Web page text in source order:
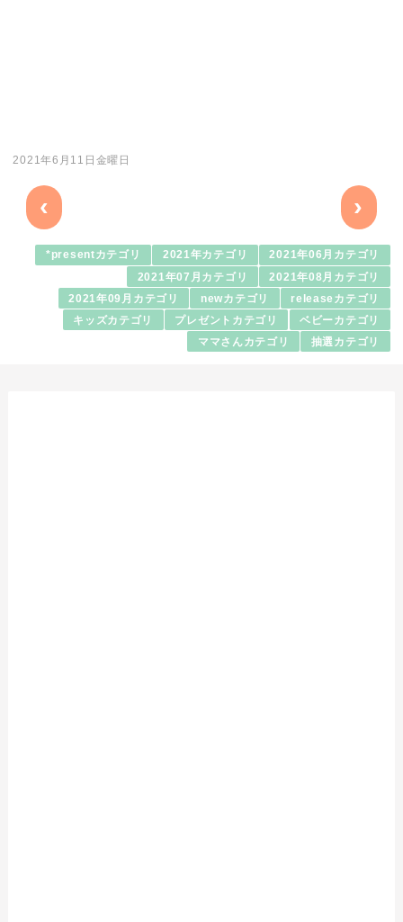
2021年6月11日金曜日
‹ ›
*presentカテゴリ 2021年カテゴリ 2021年06月カテゴリ
2021年07月カテゴリ 2021年08月カテゴリ
2021年09月カテゴリ newカテゴリ releaseカテゴリ
キッズカテゴリ プレゼントカテゴリ ベビーカテゴリ
ママさんカテゴリ 抽選カテゴリ